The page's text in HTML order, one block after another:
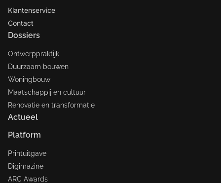
Klantenservice
Contact
Dossiers
Ontwerppraktijk
Duurzaam bouwen
Woningbouw
Maatschappij en cultuur
Renovatie en transformatie
Actueel
Platform
Printuitgave
Digimazine
ARC Awards